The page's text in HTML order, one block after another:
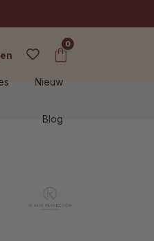
0
Nieuw
Blog